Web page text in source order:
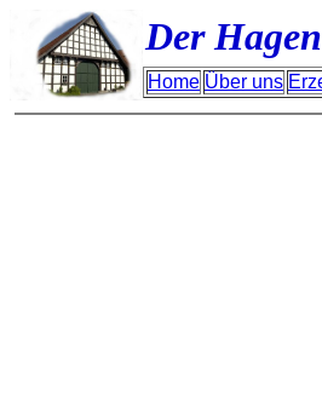
Der
Home Über uns